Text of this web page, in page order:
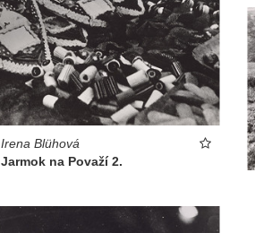
Irena Blühová
Jarmok na Považí 2.